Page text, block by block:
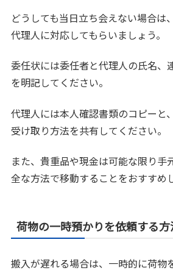
どうしても当日立ち会えない場合は
代理人に対応してもらいましょう。
委任状には委任者と代理人の氏名、
を明記してください。
代理人には本人確認書類のコピーと
受け取り方法を共有してください。
また、貴重品や現金は可能な限り手
全な方法で移動することをおすすめ
荷物の一時預かりを依頼する方
搬入が遅れる場合は、一時的に荷物